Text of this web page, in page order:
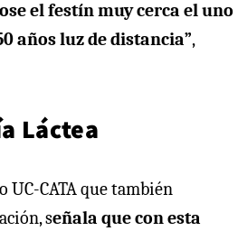
el festín muy cerca el uno
años luz de distancia”,
Láctea
UC-CATA que también
señala que con esta